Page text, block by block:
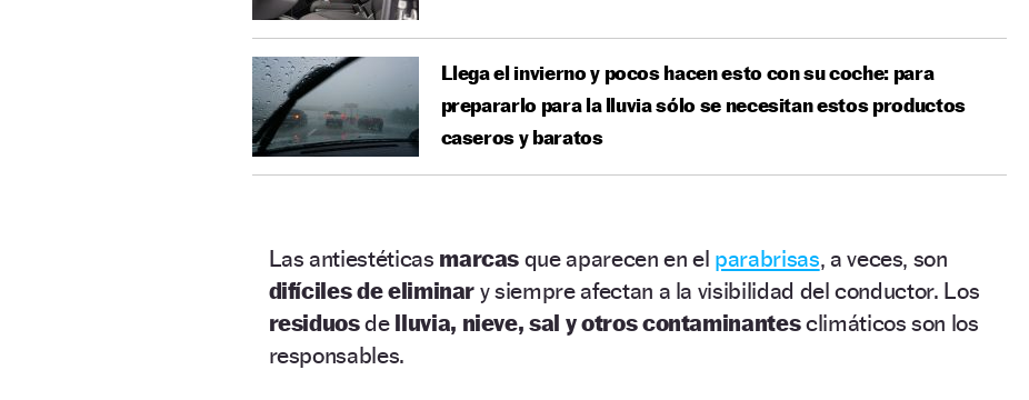
Llega el invierno y pocos hacen esto con su coche: para
prepararlo para la lluvia sólo se necesitan estos productos
caseros y baratos
Las antiestéticas marcas que aparecen en el parabrisas, a veces, son
difíciles de eliminar y siempre afectan a la visibilidad del conductor. Los
residuosde lluvia, nieve, sal y otros contaminantesclimáticos son los
responsables.